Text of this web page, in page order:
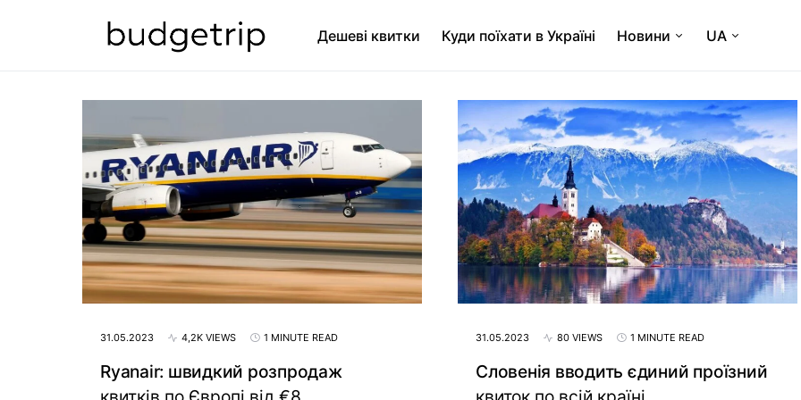
Дешеві квитки Куди поїхати в Україні Новини UA
31.05.2023 4,2K VIEWS 1 MINUTE READ
Ryanair: швидкий розпродаж
31.05.2023 80 VIEWS 1 MINUTE READ
Словенія вводить єдиний проїзний